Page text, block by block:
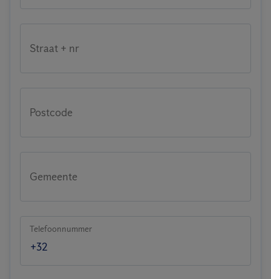
Straat + nr
Postcode
Gemeente
Telefoonnummer